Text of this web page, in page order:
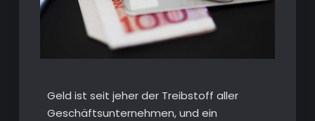
Geld ist seit jeher der Treibstoff aller
Geschäftsunternehmen, und ein